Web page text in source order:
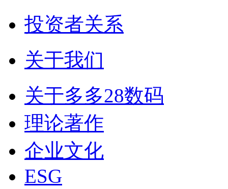
投资者关系
关于我们
关于多多28数码
理论著作
企业文化
ESG